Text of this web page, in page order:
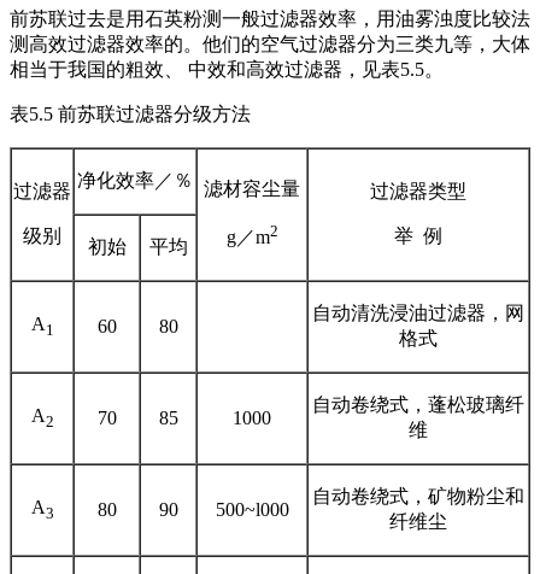
前苏联过去是用石英粉测一般过滤器效率，用油雾浊度比较法
测高效过滤器效率的。他们的空气过滤器分为三类九等，大体
相当于我国的粗效、 中效和高效过滤器，见表5.5。
表5.5 前苏联过滤器分级方法
过滤器
级别
净化效率／％ 滤材容尘量
g／m2
过滤器类型
举 例
初始 平均
A1 60 80
自动清洗浸油过滤器，网
格式
A2 70 85 1000
自动卷绕式，蓬松玻璃纤
维
A3 80 90 500~l000
自动卷绕式，矿物粉尘和
纤维尘